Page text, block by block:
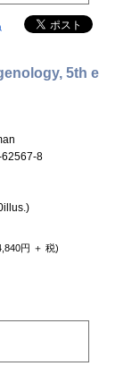
5th e
62567-8
円 ＋ 税)